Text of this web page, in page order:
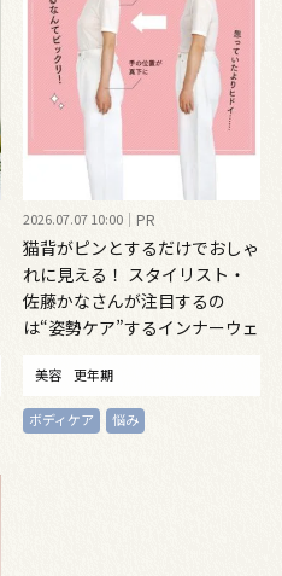
2026.07.07 10:00 PR
猫背がピンとするだけでおしゃ
れに見える！ スタイリスト・
佐藤かなさんが注目するの
は“姿勢ケア”するインナーウェ
美容 更年期
ボディケア 悩み